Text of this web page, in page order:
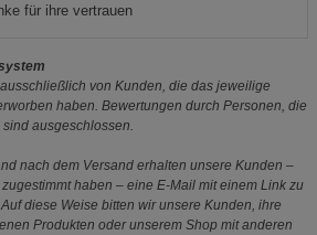
für ihre vertrauen
von Kunden, die das jeweilige
haben. Bewertungen durch Personen, die
ausgeschlossen.
nach dem Versand erhalten unsere Kunden –
haben – eine E-Mail mit einem Link zu
diese Weise bitten wir unsere Kunden, ihre
Produkten oder unserem Shop mit anderen